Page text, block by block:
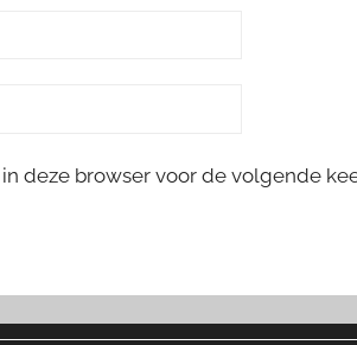
deze browser voor de volgende